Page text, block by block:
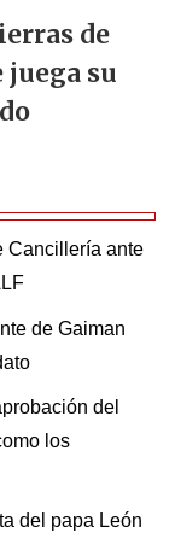
de
su
Cancillería ante
de Gaiman
del
los
del papa León